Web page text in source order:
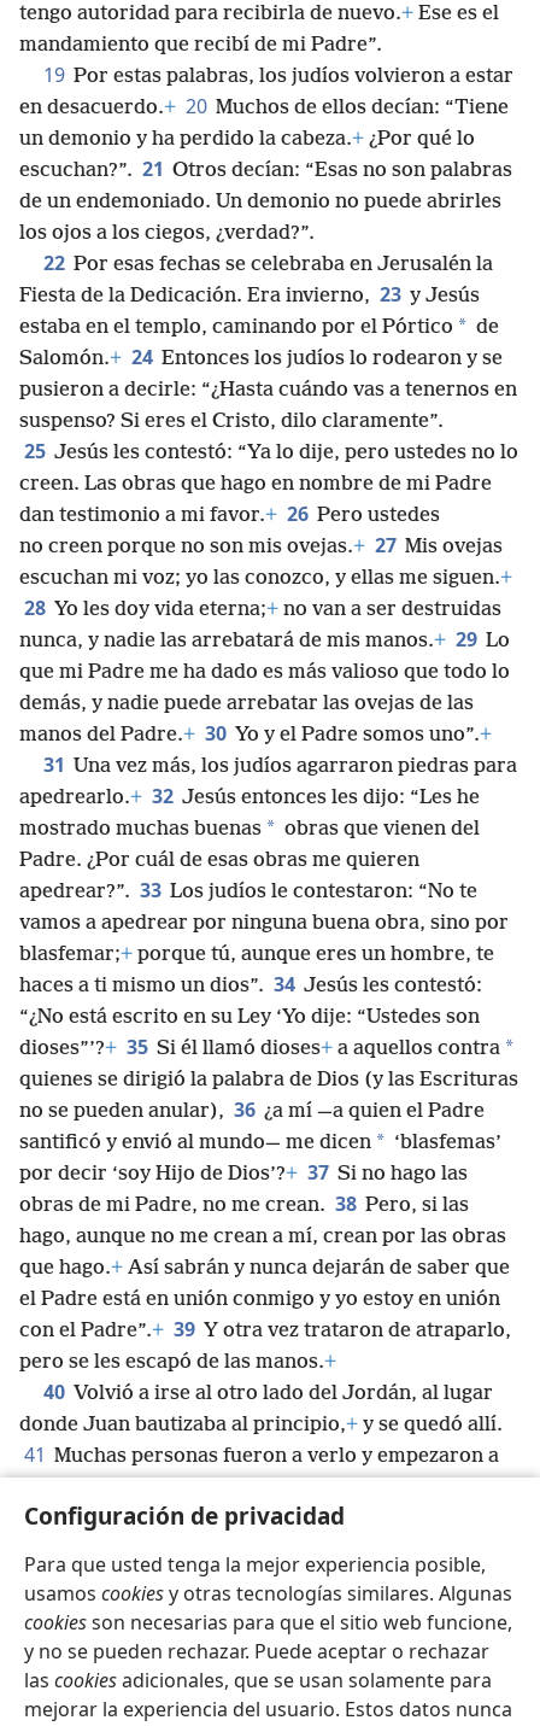
Configuración de privacidad
Para que usted tenga la mejor experiencia posible,
usamos cookiesy otras tecnologías similares. Algunas
cookiesson necesarias para que el sitio web funcione,
y no se pueden rechazar. Puede aceptar o rechazar
las cookiesadicionales, que se usan solamente para
mejorar la experiencia del usuario. Estos datos nunca
tengo autoridad para recibirla de nuevo.+ Ese es el
mandamiento que recibí de mi Padre”.
19 Por estas palabras, los judíos volvieron a estar
en desacuerdo.+ 20 Muchos de ellos decían: “Tiene
un demonio y ha perdido la cabeza.+ ¿Por qué lo
escuchan?”. 21 Otros decían: “Esas no son palabras
de un endemoniado. Un demonio no puede abrirles
los ojos a los ciegos, ¿verdad?”.
22 Por esas fechas se celebraba en Jerusalén la
Fiesta de la Dedicación. Era invierno, 23 y Jesús
estaba en el templo, caminando por el Pórtico * de
Salomón.+ 24 Entonces los judíos lo rodearon y se
pusieron a decirle: “¿Hasta cuándo vas a tenernos en
suspenso? Si eres el Cristo, dilo claramente”.
25 Jesús les contestó: “Ya lo dije, pero ustedes no lo
creen. Las obras que hago en nombre de mi Padre
dan testimonio a mi favor.+ 26 Pero ustedes
no creen porque no son mis ovejas.+ 27 Mis ovejas
escuchan mi voz; yo las conozco, y ellas me siguen.+
28 Yo les doy vida eterna;+ no van a ser destruidas
nunca, y nadie las arrebatará de mis manos.+ 29 Lo
que mi Padre me ha dado es más valioso que todo lo
demás, y nadie puede arrebatar las ovejas de las
manos del Padre.+ 30 Yo y el Padre somos uno”.+
31 Una vez más, los judíos agarraron piedras para
apedrearlo.+ 32 Jesús entonces les dijo: “Les he
mostrado muchas buenas * obras que vienen del
Padre. ¿Por cuál de esas obras me quieren
apedrear?”. 33 Los judíos le contestaron: “No te
vamos a apedrear por ninguna buena obra, sino por
blasfemar;+ porque tú, aunque eres un hombre, te
haces a ti mismo un dios”. 34 Jesús les contestó:
“¿No está escrito en su Ley ‘Yo dije: “Ustedes son
dioses”’?+ 35 Si él llamó dioses+ a aquellos contra *
quienes se dirigió la palabra de Dios (y las Escrituras
no se pueden anular), 36 ¿a mí —a quien el Padre
santificó y envió al mundo— me dicen * ‘blasfemas’
por decir ‘soy Hijo de Dios’?+ 37 Si no hago las
obras de mi Padre, no me crean. 38 Pero, si las
hago, aunque no me crean a mí, crean por las obras
que hago.+ Así sabrán y nunca dejarán de saber que
el Padre está en unión conmigo y yo estoy en unión
con el Padre”.+ 39 Y otra vez trataron de atraparlo,
pero se les escapó de las manos.+
40 Volvió a irse al otro lado del Jordán, al lugar
donde Juan bautizaba al principio,+ y se quedó allí.
41 Muchas personas fueron a verlo y empezaron a
lo que Juan dijo acerca de este hombre era
Español Compartir Configuración
Copyright © 2026 Watch Tower Bible and Tract Society of Pennsylvania